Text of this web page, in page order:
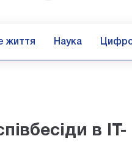
життя Наука
в ІТ-